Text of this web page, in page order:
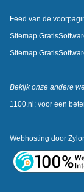
Feed van de
Sitemap
Sitemap
Bekijk onze andere
1100.nl: voor een
Webhosting door